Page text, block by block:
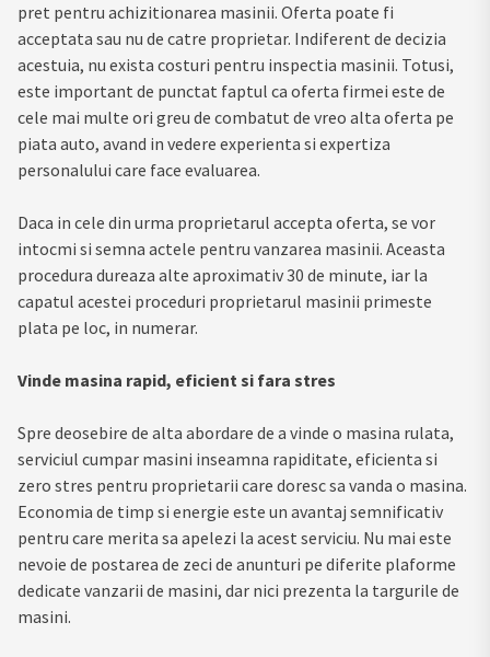
pret pentru achizitionarea masinii. Oferta poate fi
acceptata sau nu de catre proprietar. Indiferent de decizia
acestuia, nu exista costuri pentru inspectia masinii. Totusi,
este important de punctat faptul ca oferta firmei este de
cele mai multe ori greu de combatut de vreo alta oferta pe
piata auto, avand in vedere experienta si expertiza
personalului care face evaluarea.
Daca in cele din urma proprietarul accepta oferta, se vor
intocmi si semna actele pentru vanzarea masinii. Aceasta
procedura dureaza alte aproximativ 30 de minute, iar la
capatul acestei proceduri proprietarul masinii primeste
plata pe loc, in numerar.
Vinde masina rapid, eficient si fara stres
Spre deosebire de alta abordare de a vinde o masina rulata,
serviciul cumpar masini inseamna rapiditate, eficienta si
zero stres pentru proprietarii care doresc sa vanda o masina.
Economia de timp si energie este un avantaj semnificativ
pentru care merita sa apelezi la acest serviciu. Nu mai este
nevoie de postarea de zeci de anunturi pe diferite plaforme
dedicate vanzarii de masini, dar nici prezenta la targurile de
masini.